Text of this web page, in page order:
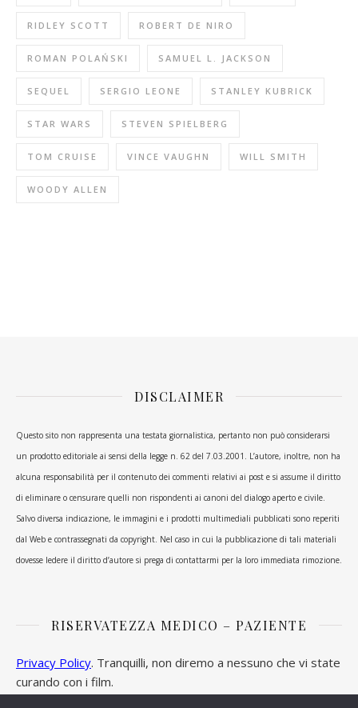
RIDLEY SCOTT ROBERT DE NIRO
ROMAN POLAŃSKI SAMUEL L. JACKSON
SEQUEL SERGIO LEONE STANLEY KUBRICK
STAR WARS STEVEN SPIELBERG
TOM CRUISE VINCE VAUGHN WILL SMITH
WOODY ALLEN
DISCLAIMER
Questo sito non rappresenta una testata giornalistica, pertanto non può considerarsi
un prodotto editoriale ai sensi della legge n. 62 del 7.03.2001. L’autore, inoltre, non ha
alcuna responsabilità per il contenuto dei commenti relativi ai post e si assume il diritto
di eliminare o censurare quelli non rispondenti ai canoni del dialogo aperto e civile.
Salvo diversa indicazione, le immagini e i prodotti multimediali pubblicati sono reperiti
dal Web e contrassegnati da copyright. Nel caso in cui la pubblicazione di tali materiali
dovesse ledere il diritto d’autore si prega di contattarmi per la loro immediata rimozione.
RISERVATEZZA MEDICO – PAZIENTE
Privacy Policy. Tranquilli, non diremo a nessuno che vi state
curando con i film.